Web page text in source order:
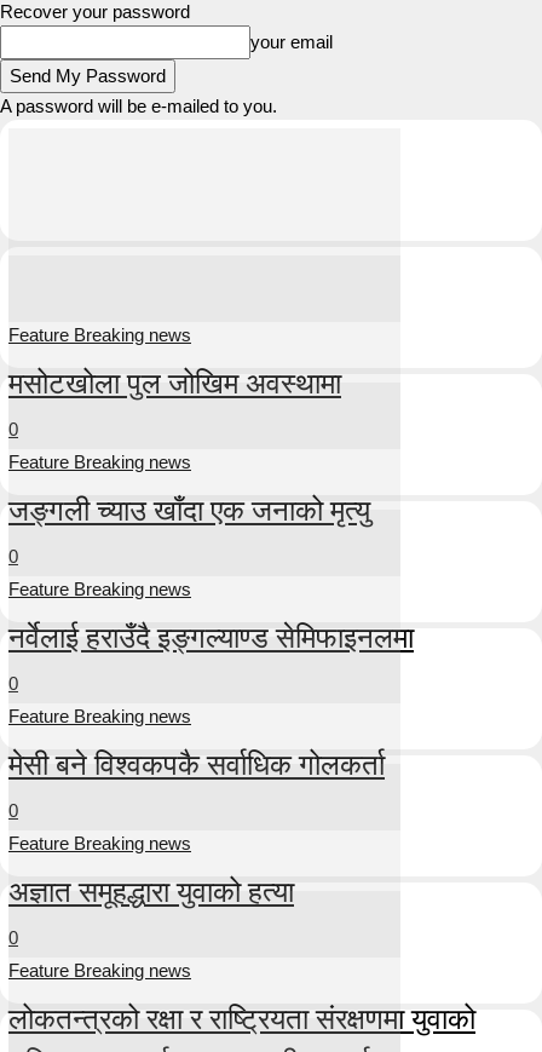
Recover your password
your email
A password will be e-mailed to you.
Feature Breaking news
मसोटखोला पुल जोखिम अवस्थामा
0
Feature Breaking news
जङ्गली च्याउ खाँदा एक जनाको मृत्यु
0
Feature Breaking news
नर्वेलाई हराउँदै इङ्गल्याण्ड सेमिफाइनलमा
0
Feature Breaking news
मेसी बने विश्वकपकै सर्वाधिक गोलकर्ता
0
Feature Breaking news
अज्ञात समूहद्धारा युवाको हत्या
0
Feature Breaking news
लोकतन्त्रको रक्षा र राष्ट्रियता संरक्षणमा युवाको